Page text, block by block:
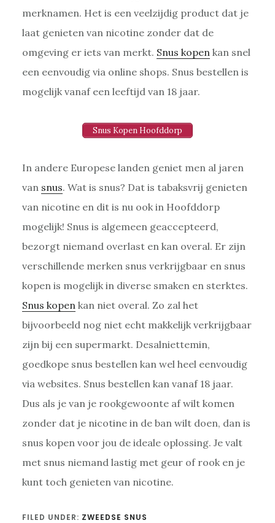
merknamen. Het is een veelzijdig product dat je
laat genieten van nicotine zonder dat de
omgeving er iets van merkt. Snus kopen kan snel
een eenvoudig via online shops. Snus bestellen is
mogelijk vanaf een leeftijd van 18 jaar.
Snus Kopen Hoofddorp
In andere Europese landen geniet men al jaren
van snus. Wat is snus? Dat is tabaksvrij genieten
van nicotine en dit is nu ook in Hoofddorp
mogelijk! Snus is algemeen geaccepteerd,
bezorgt niemand overlast en kan overal. Er zijn
verschillende merken snus verkrijgbaar en snus
kopen is mogelijk in diverse smaken en sterktes.
Snus kopen kan niet overal. Zo zal het
bijvoorbeeld nog niet echt makkelijk verkrijgbaar
zijn bij een supermarkt. Desalniettemin,
goedkope snus bestellen kan wel heel eenvoudig
via websites. Snus bestellen kan vanaf 18 jaar.
Dus als je van je rookgewoonte af wilt komen
zonder dat je nicotine in de ban wilt doen, dan is
snus kopen voor jou de ideale oplossing. Je valt
met snus niemand lastig met geur of rook en je
kunt toch genieten van nicotine.
FILED UNDER: ZWEEDSE SNUS